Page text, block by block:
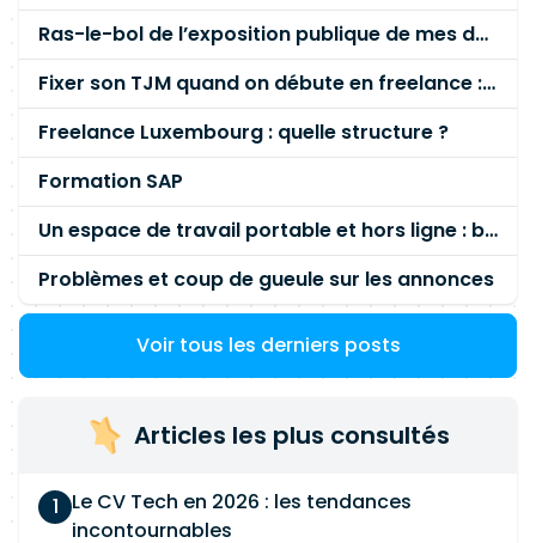
Ras-le-bol de l’exposition publique de mes données personnelles liées à mon entreprise
Fixer son TJM quand on débute en freelance : la méthode mathématique (et pas au feeling) 🛑
Freelance Luxembourg : quelle structure ?
Formation SAP
Un espace de travail portable et hors ligne : besoin réel ou fausse bonne idée ?
Problèmes et coup de gueule sur les annonces
Voir tous les derniers posts
Articles les plus consultés
Le CV Tech en 2026 : les tendances
incontournables